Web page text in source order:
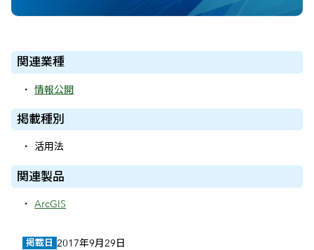
関連業種
情報公開
掲載種別
活用法
関連製品
ArcGIS
掲載日 2017年9月29日